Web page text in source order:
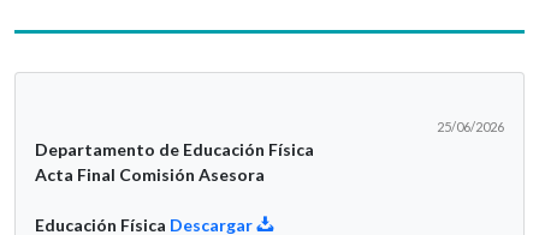
25/06/2026
Departamento de Educación Física
Acta Final Comisión Asesora
Educación Física Descargar